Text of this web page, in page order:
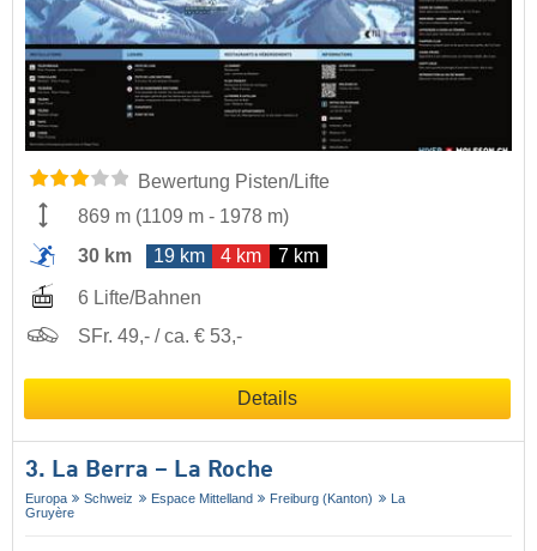
Bewertung Pisten/Lifte
869 m (1109 m - 1978 m)
30 km
19 km 4 km 7 km
6 Lifte/Bahnen
SFr. 49,- / ca. € 53,-
Details
3. La Berra – La Roche
Europa Schweiz Espace Mittelland Freiburg (Kanton)
La
Gruyère